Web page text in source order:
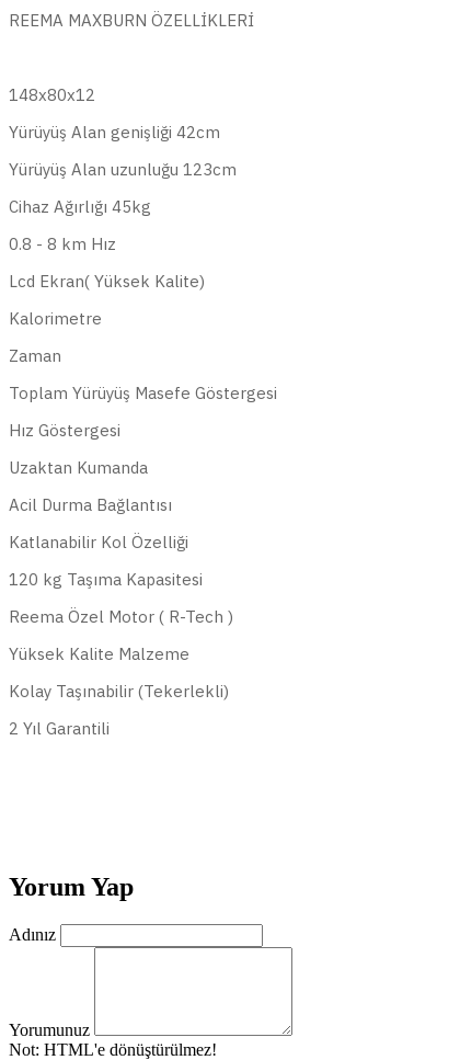
REEMA MAXBURN ÖZELLİKLERİ
148x80x12
Yürüyüş Alan genişliği 42cm
Yürüyüş Alan uzunluğu 123cm
Cihaz Ağırlığı 45kg
0.8 - 8 km Hız
Lcd Ekran( Yüksek Kalite)
Kalorimetre
Zaman
Toplam Yürüyüş Masefe Göstergesi
Hız Göstergesi
Uzaktan Kumanda
Acil Durma Bağlantısı
Katlanabilir Kol Özelliği
120 kg Taşıma Kapasitesi
Reema Özel Motor ( R-Tech )
Yüksek Kalite Malzeme
Kolay Taşınabilir (Tekerlekli)
2 Yıl Garantili
Yorum Yap
Adınız
Yorumunuz
Not: HTML'e dönüştürülmez!